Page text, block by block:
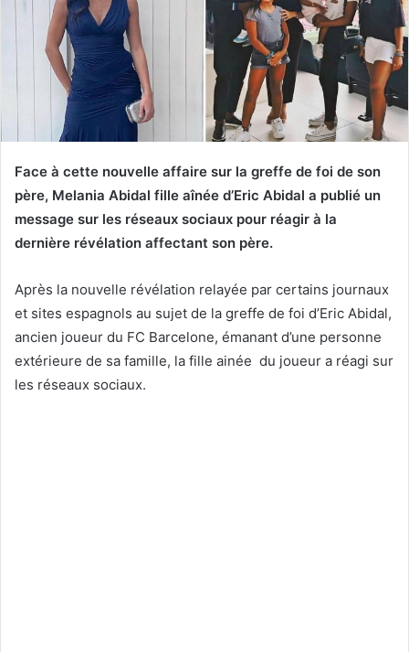
Face à cette nouvelle affaire sur la greffe de foi de son
père, Melania Abidal fille aînée d’Eric Abidal a publié un
message sur les réseaux sociaux pour réagir à la
dernière révélation affectant son père.
Après la nouvelle révélation relayée par certains journaux
et sites espagnols au sujet de la greffe de foi d’Eric Abidal,
ancien joueur du FC Barcelone, émanant d’une personne
extérieure de sa famille, la fille ainée du joueur a réagi sur
les réseaux sociaux.